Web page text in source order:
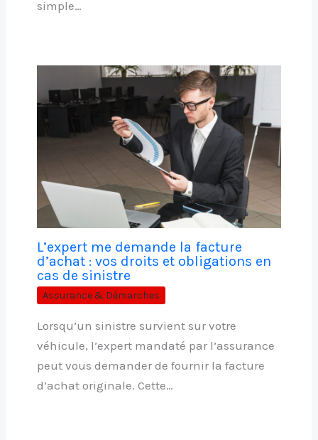
simple…
L’expert me demande la facture
d’achat : vos droits et obligations en
cas de sinistre
Assurance & Démarches
Lorsqu’un sinistre survient sur votre
véhicule, l’expert mandaté par l’assurance
peut vous demander de fournir la facture
d’achat originale. Cette…